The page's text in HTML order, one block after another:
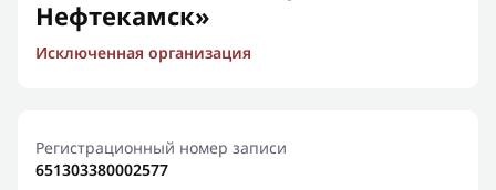
Финансовое просвещение
Нефтекамск»
Исключенная организация
Регистрационный номер записи
651303380002577
Отправить новый запрос